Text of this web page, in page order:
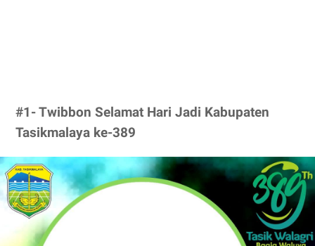
#1- Twibbon Selamat Hari Jadi Kabupaten
Tasikmalaya ke-389